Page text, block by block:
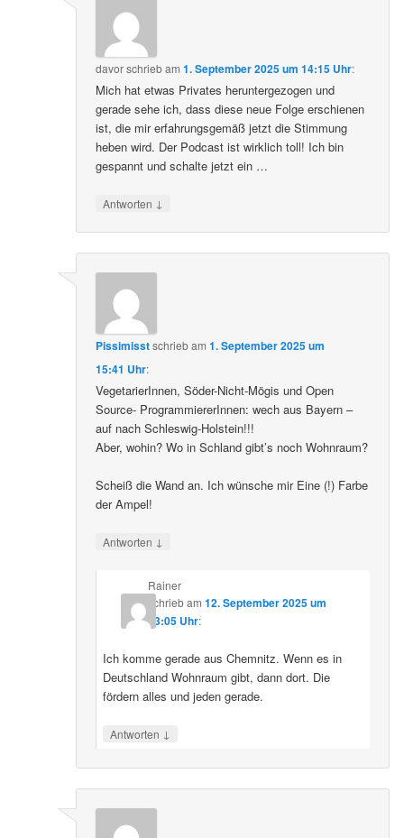
davorschriebam1. September 2025 um 14:15 Uhr:
Mich hat etwas Privates heruntergezogen und
gerade sehe ich, dass diese neue Folge erschienen
ist, die mir erfahrungsgemäß jetzt die Stimmung
heben wird. Der Podcast ist wirklich toll! Ich bin
gespannt und schalte jetzt ein …
Antworten ↓
Pissimisstschriebam1. September 2025 um
15:41 Uhr:
VegetarierInnen, Söder-Nicht-Mögis und Open
Source- ProgrammiererInnen: wech aus Bayern –
auf nach Schleswig-Holstein!!!
Aber, wohin? Wo in Schland gibt’s noch Wohnraum?
Scheiß die Wand an. Ich wünsche mir Eine (!) Farbe
der Ampel!
Antworten ↓
Rainer
schriebam 12. September 2025 um
23:05 Uhr:
Ich komme gerade aus Chemnitz. Wenn es in
Deutschland Wohnraum gibt, dann dort. Die
fördern alles und jeden gerade.
Antworten ↓